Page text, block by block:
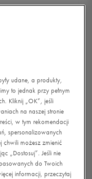
udane, a produkty,
to jednak przy pełnym
Kliknij „OK”, jeśli
na naszej stronie
w tym rekomendacji
spersonalizowanych
możesz zmienić
„Dostosuj”. Jeśli nie
do Twoich
informacji, przeczytaj